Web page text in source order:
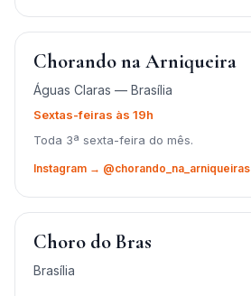
Chorando na Arniqueira
Águas Claras — Brasília
Sextas-feiras às 19h
Toda 3ª sexta-feira do mês.
Instagram → @chorando_na_arniqueiras
Choro do Bras
Brasília